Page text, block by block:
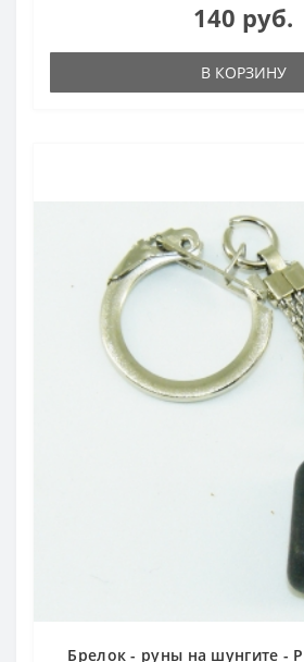
140 руб.
В КОРЗИНУ
Брелок - руны на шунгите -